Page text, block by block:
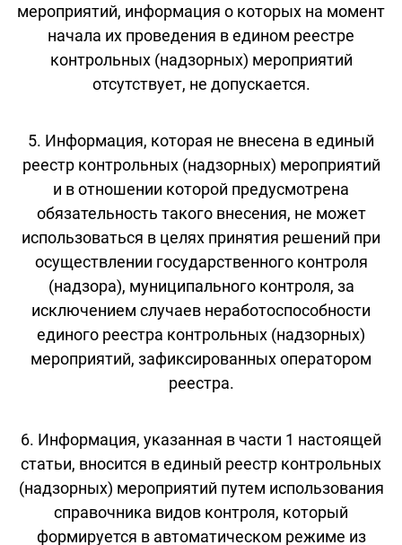
мероприятий, информация о которых на момент
начала их проведения в едином реестре
контрольных (надзорных) мероприятий
отсутствует, не допускается.
5. Информация, которая не внесена в единый
реестр контрольных (надзорных) мероприятий
и в отношении которой предусмотрена
обязательность такого внесения, не может
использоваться в целях принятия решений при
осуществлении государственного контроля
(надзора), муниципального контроля, за
исключением случаев неработоспособности
единого реестра контрольных (надзорных)
мероприятий, зафиксированных оператором
реестра.
6. Информация, указанная в части 1 настоящей
статьи, вносится в единый реестр контрольных
(надзорных) мероприятий путем использования
справочника видов контроля, который
формируется в автоматическом режиме из